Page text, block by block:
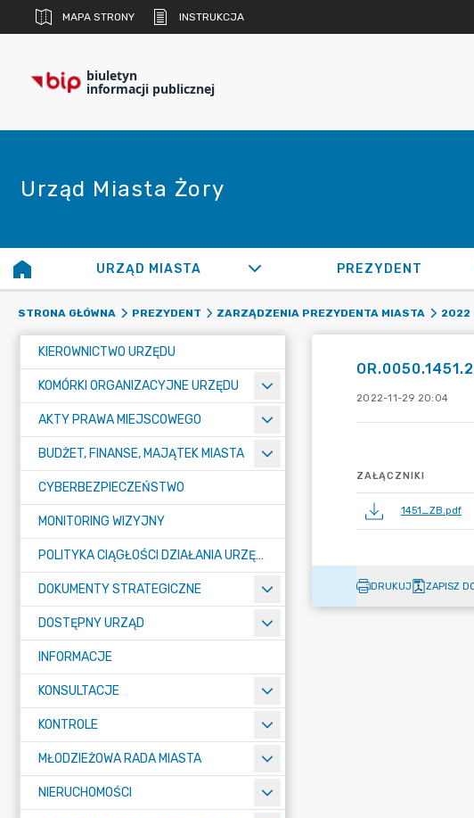
MAPA STRONY INSTRUKCJA
biuletyn
informacji publicznej
Urząd Miasta Żory
URZĄD MIASTA PREZYDENT
STRONA GŁÓWNA PREZYDENT ZARZĄDZENIA PREZYDENTA MIASTA 2022
KIEROWNICTWO URZĘDU
KOMÓRKI ORGANIZACYJNE URZĘDU
AKTY PRAWA MIEJSCOWEGO
BUDŻET, FINANSE, MAJĄTEK MIASTA
CYBERBEZPIECZEŃSTWO
MONITORING WIZYJNY
POLITYKA CIĄGŁOŚCI DZIAŁANIA URZĘDU MIASTA ŻORY
DOKUMENTY STRATEGICZNE
DOSTĘPNY URZĄD
INFORMACJE
KONSULTACJE
KONTROLE
MŁODZIEŻOWA RADA MIASTA
NIERUCHOMOŚCI
2022-11-29 20:04
ZAŁĄCZNIKI
1451_ZB.pdf
DRUKUJ ZAPISZ